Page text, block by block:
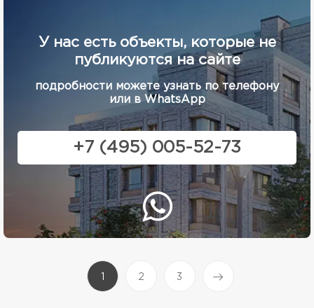
У нас есть объекты, которые не
публикуются на сайте
подробности можете узнать по телефону
или в WhatsApp
+7 (495) 005-52-73
(current)
2 3